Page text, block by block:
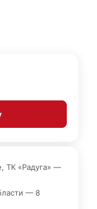
ТК «Радуга» —
— 8